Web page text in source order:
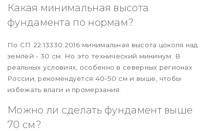
Какая минимальная высота
фундамента по нормам?
По СП 22.13330.2016 минимальная высота цоколя над
землёй - 30 см. Но это технический минимум. В
реальных условиях, особенно в северных регионах
России, рекомендуется 40-50 см и выше, чтобы
избежать влаги и промерзания.
Можно ли сделать фундамент выше
70 см?